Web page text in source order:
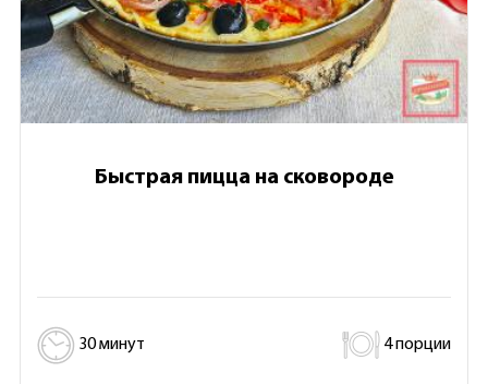
Быстрая пицца на сковороде
30 минут 4 порции